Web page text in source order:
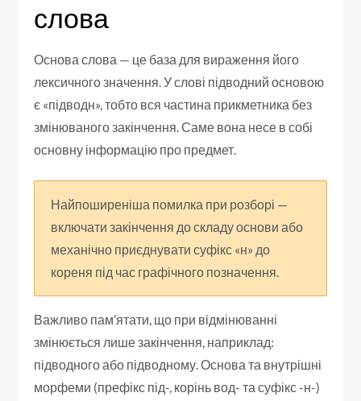
слова
Основа слова — це база для вираження його
лексичного значення. У слові підводний основою
є «підводн», тобто вся частина прикметника без
змінюваного закінчення. Саме вона несе в собі
основну інформацію про предмет.
Найпоширеніша помилка при розборі —
включати закінчення до складу основи або
механічно приєднувати суфікс «н» до
кореня під час графічного позначення.
Важливо пам’ятати, що при відмінюванні
змінюється лише закінчення, наприклад:
підводного або підводному. Основа та внутрішні
морфеми (префікс під-, корінь вод- та суфікс -н-)